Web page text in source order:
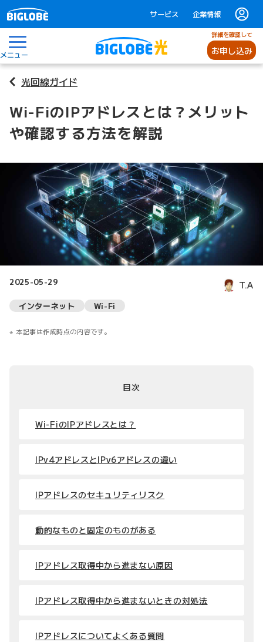
サービス 企業情報
メニュー
詳細を確認して
お申し込み
光回線ガイド
Wi-FiのIPアドレスとは？メリット
や確認する方法を解説
2025-05-29 T.A
インターネット Wi-Fi
本記事は作成時点の内容です。
目次
Wi-FiのIPアドレスとは？
IPv4アドレスとIPv6アドレスの違い
IPアドレスのセキュリティリスク
動的なものと固定のものがある
IPアドレス取得中から進まない原因
IPアドレス取得中から進まないときの対処法
IPアドレスについてよくある質問